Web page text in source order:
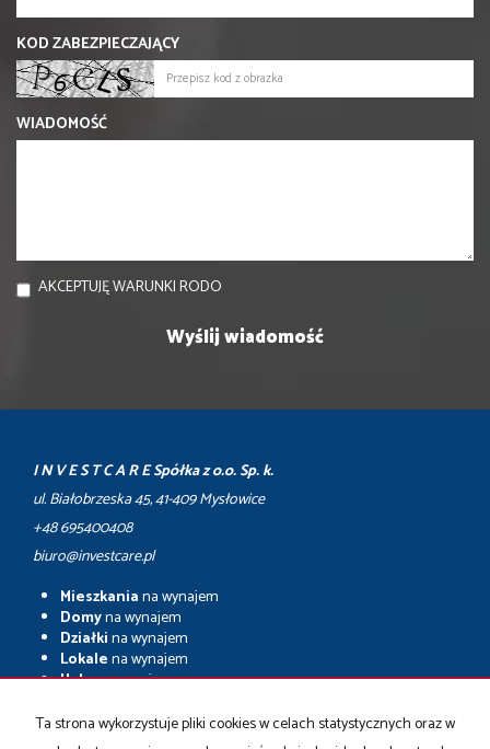
KOD ZABEZPIECZAJĄCY
WIADOMOŚĆ
AKCEPTUJĘ WARUNKI RODO
I N V E S T C A R E Spółka z o.o. Sp. k.
ul. Białobrzeska 45, 41-409 Mysłowice
+48 695400408
biuro@investcare.pl
Mieszkaniana wynajem
Domyna wynajem
Działkina wynajem
Lokalena wynajem
Halena wynajem
Mieszkania
na sprzedaż
Ta strona wykorzystuje pliki cookies w celach statystycznych oraz w